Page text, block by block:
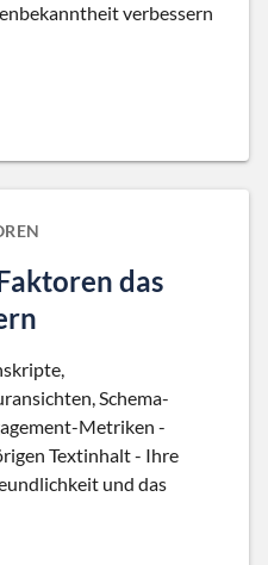
verbessern
das
Schema-
Metriken -
Textinhalt - Ihre
und das